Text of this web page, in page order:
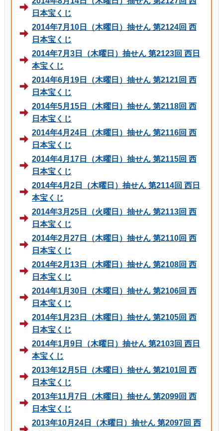
日本宝くじ
2014年7月10日（木曜日）抽せん 第2124回 西
日本宝くじ
2014年7月3日（木曜日）抽せん 第2123回 西日
本宝くじ
2014年6月19日（木曜日）抽せん 第2121回 西
日本宝くじ
2014年5月15日（木曜日）抽せん 第2118回 西
日本宝くじ
2014年4月24日（木曜日）抽せん 第2116回 西
日本宝くじ
2014年4月17日（木曜日）抽せん 第2115回 西
日本宝くじ
2014年4月2日（木曜日）抽せん 第2114回 西日
本宝くじ
2014年3月25日（火曜日）抽せん 第2113回 西
日本宝くじ
2014年2月27日（木曜日）抽せん 第2110回 西
日本宝くじ
2014年2月13日（木曜日）抽せん 第2108回 西
日本宝くじ
2014年1月30日（木曜日）抽せん 第2106回 西
日本宝くじ
2014年1月23日（木曜日）抽せん 第2105回 西
日本宝くじ
2014年1月9日（木曜日）抽せん 第2103回 西日
本宝くじ
2013年12月5日（木曜日）抽せん 第2101回 西
日本宝くじ
2013年11月7日（木曜日）抽せん 第2099回 西
日本宝くじ
2013年10月24日（木曜日）抽せん 第2097回 西